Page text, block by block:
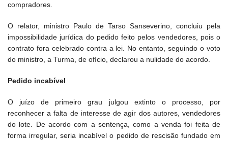
compradores.
O relator, ministro Paulo de Tarso Sanseverino, concluiu pela
impossibilidade jurídica do pedido feito pelos vendedores, pois o
contrato fora celebrado contra a lei. No entanto, seguindo o voto
do ministro, a Turma, de ofício, declarou a nulidade do acordo.
Pedido incabível
O juízo de primeiro grau julgou extinto o processo, por
reconhecer a falta de interesse de agir dos autores, vendedores
do lote. De acordo com a sentença, como a venda foi feita de
forma irregular, seria incabível o pedido de rescisão fundado em